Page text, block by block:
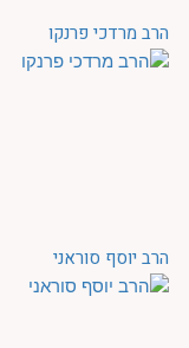
הרב מרדכי פרנקו
הרב יוסף סוראני